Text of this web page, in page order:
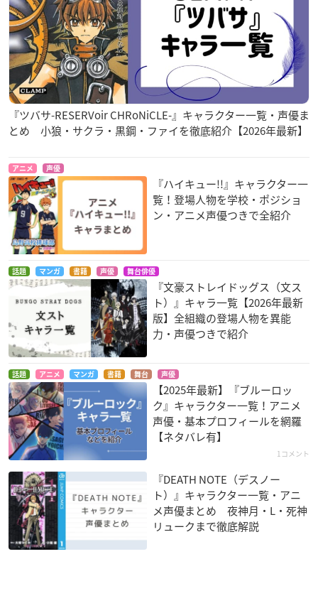
『ツバサ-RESERVoir CHRoNiCLE-』キャラクター一覧・声優ま
とめ 小狼・サクラ・黒鋼・ファイを徹底紹介【2026年最新】
アニメ 声優
『ハイキュー!!』キャラクター一
覧！登場人物を学校・ポジショ
ン・アニメ声優つきで全紹介
話題 マンガ 書籍 声優 舞台俳優
『文豪ストレイドッグス（文ス
ト）』キャラ一覧【2026年最新
版】全組織の登場人物を異能
力・声優つきで紹介
話題 アニメ マンガ 書籍 舞台 声優
【2025年最新】『ブルーロッ
ク』キャラクター一覧！アニメ
声優・基本プロフィールを網羅
【ネタバレ有】
1コメント
『DEATH NOTE（デスノー
ト）』キャラクター一覧・アニ
メ声優まとめ 夜神月・L・死神
リュークまで徹底解説